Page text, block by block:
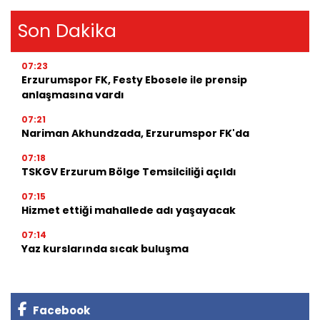
Son Dakika
07:23
Erzurumspor FK, Festy Ebosele ile prensip
anlaşmasına vardı
07:21
Nariman Akhundzada, Erzurumspor FK'da
07:18
TSKGV Erzurum Bölge Temsilciliği açıldı
07:15
Hizmet ettiği mahallede adı yaşayacak
07:14
Yaz kurslarında sıcak buluşma
Facebook